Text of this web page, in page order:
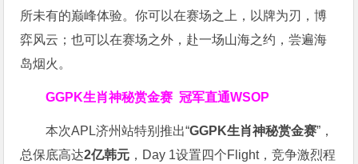
所未有的巅峰体验。你可以在赛场之上，以牌为刃，博
弈风云；也可以在赛场之外，赴一场山海之约，尝遍海
岛烟火。
GGPK生肖神秘赏金赛冠军直通WSOP
本次APL济州站特别推出“GGPK生肖神秘赏金赛”，
总保底高达2亿韩元 ，Day 1设置四个Flight，竞争激烈程